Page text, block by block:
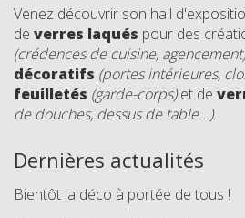
Venez découvrir son hall
de verres laqués pour des
(crédences de cuisine, agencement)
décoratifs (portes intérieures,
feuilletés (garde-corps)et de
de douches, dessus de table...).
Dernières actualités
Bientôt la déco à portée de tous !